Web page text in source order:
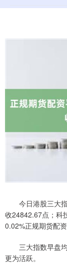
今日港股三大指
收24842.67点；科
0.02%正规期货配
三大指数早盘均
更为活跃。